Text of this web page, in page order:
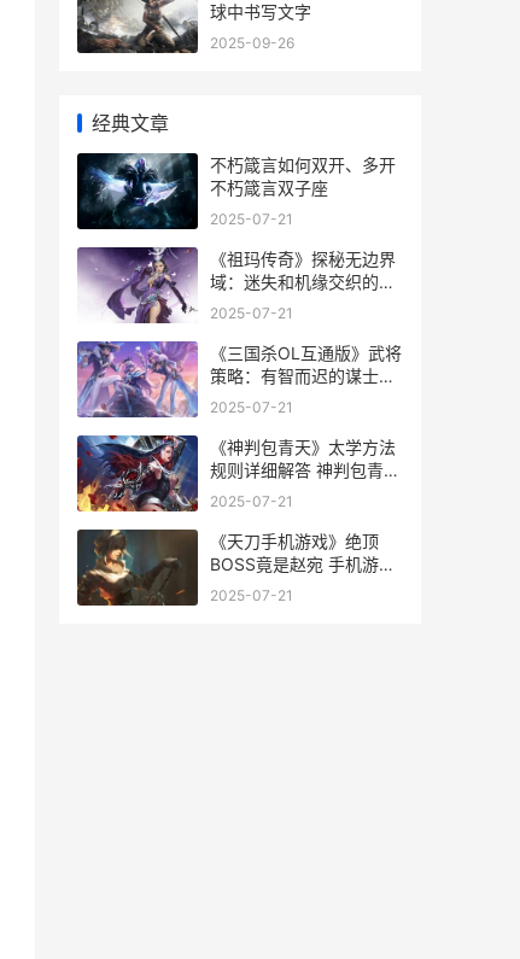
球中书写文字
2025-09-26
经典文章
不朽箴言如何双开、多开
不朽箴言双子座
2025-07-21
《祖玛传奇》探秘无边界
域：迷失和机缘交织的诡
谲之境 祖玛传奇的游戏介
2025-07-21
《三国杀OL互通版》武将
策略：有智而迟的谋士
——界陈宫 三国杀ol互通
2025-07-21
《神判包青天》太学方法
规则详细解答 神判包青天
百科
2025-07-21
《天刀手机游戏》绝顶
BOSS竟是赵宛 手机游戏
天涯明月刀
2025-07-21